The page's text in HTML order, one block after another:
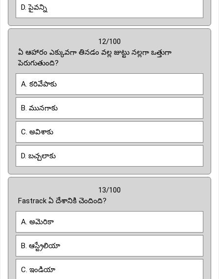
D. పైవన్ని
12/100
ఏ ఆహారం ఎక్కువగా తినడం వల్ల జుట్టు నల్లగా ఒత్తుగా
పెరుగుతుంది?
A. కరివేపాకు
B. మునగాకు
C. అవిశాకు
D. బచ్చలాకు
13/100
Fastrack ఏ దేశానికి చెందింది?
A. అమెరికా
B. ఆస్ట్రేలియా
C. ఇండియా